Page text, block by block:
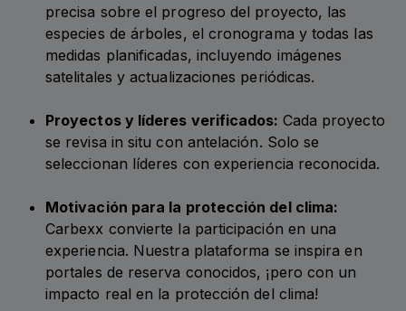
precisa sobre el progreso del proyecto, las
especies de árboles, el cronograma y todas las
medidas planificadas, incluyendo imágenes
satelitales y actualizaciones periódicas.
Proyectos y líderes verificados: Cada proyecto
se revisa in situ con antelación. Solo se
seleccionan líderes con experiencia reconocida.
Motivación para la protección del clima:
Carbexx convierte la participación en una
experiencia. Nuestra plataforma se inspira en
portales de reserva conocidos, ¡pero con un
impacto real en la protección del clima!